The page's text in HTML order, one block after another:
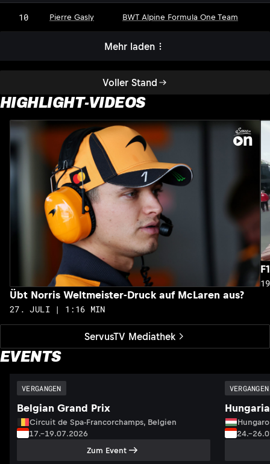
Voller Stand
10 Pierre Gasly BWT Alpine Formula One Team
Mehr laden
HIGHLIGHT-VIDEOS
ServusTV Mediathek
Übt Norris Weltmeister-Druck auf McLaren aus?
27. JULI | 1:16 MIN
EVENTS
VERGANGEN
Belgian Grand Prix
Circuit de Spa-Francorchamps, Belgien
17.–19.07.2026
Zum Event
VERGANGEN